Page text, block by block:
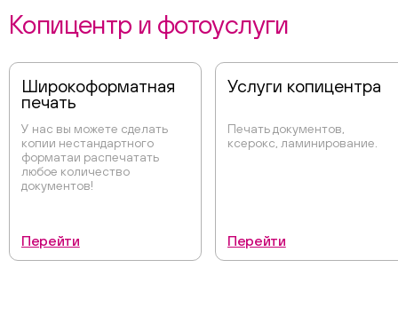
Копицентр и фотоуслуги
Широкоформатная
печать
У нас вы можете сделать
копии нестандартного
форматаи распечатать
любое количество
документов!
Перейти
Услуги копицентра
Печать документов,
ксерокс, ламинирование.
Перейти